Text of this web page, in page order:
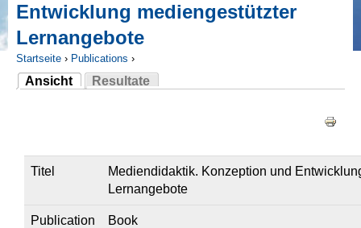
Entwicklung mediengestützter
Lernangebote
Sie sind hier
Startseite › Publications ›
Ansicht
(aktiver Reiter)
Resultate
Titel
Mediendidaktik. Konzeption und
Lernangebote
Publication
Book